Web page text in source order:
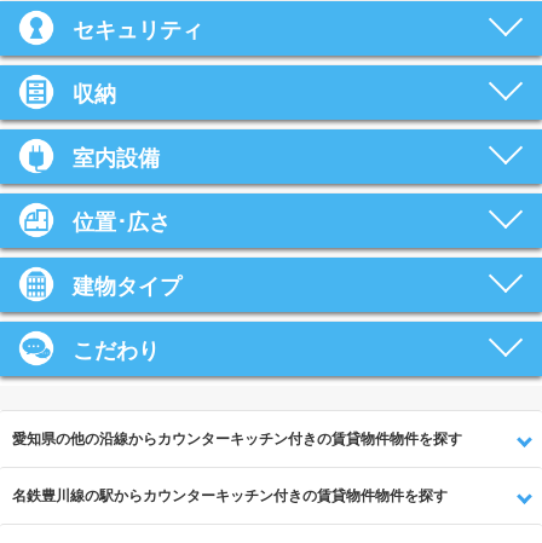
セキュリティ
収納
室内設備
位置･広さ
建物タイプ
こだわり
愛知県の他の沿線からカウンターキッチン付きの賃貸物件物件を探す
名鉄豊川線の駅からカウンターキッチン付きの賃貸物件物件を探す